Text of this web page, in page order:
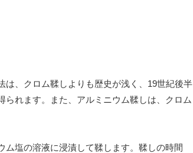
、クロム鞣しよりも歴史が浅く、19世紀後半
れます。また、アルミニウム鞣しは、クロム
塩の溶液に浸漬して鞣します。鞣しの時間